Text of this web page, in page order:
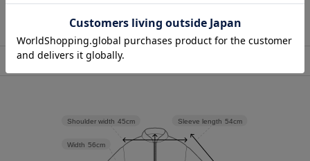
店舗在庫表示
Sleeve length 54cm
Width 56cm
Shoulder width 45cm